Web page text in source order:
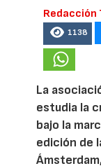
Redacción
1138
La
estudia la
bajo la
edición de